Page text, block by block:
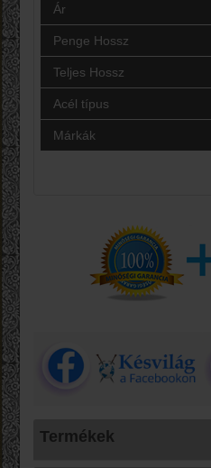
Ár
Penge Hossz
Teljes Hossz
Acél típus
Márkák
Termékek